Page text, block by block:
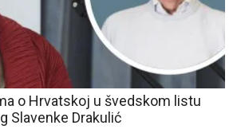
o Hrvatskoj u švedskom listu
Slavenke Drakulić